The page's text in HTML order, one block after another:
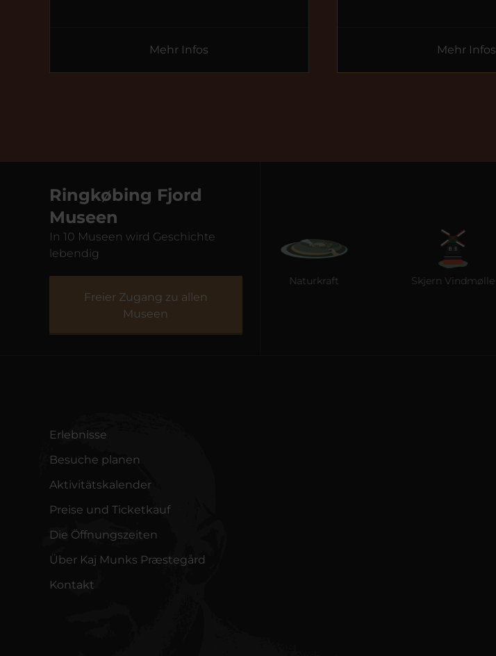
Mehr Infos Mehr Infos
Ringkøbing Fjord
Museen
In 10 Museen wird Geschichte
lebendig
Freier Zugang zu allen
Museen
Naturkraft Skjern Vindmølle
Erlebnisse
Besuche planen
Aktivitätskalender
Preise und Ticketkauf
Die Öffnungszeiten
Über Kaj Munks Præstegård
Kontakt